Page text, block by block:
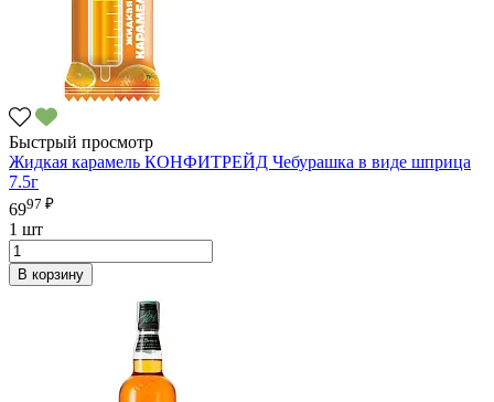
Быстрый просмотр
Жидкая карамель КОНФИТРЕЙД Чебурашка в виде шприца
7.5г
6997 ₽
1 шт
В корзину